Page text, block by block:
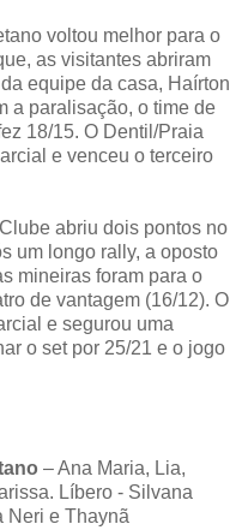
voltou melhor para o
as visitantes abriram
equipe da casa, Haírton
a paralisação, o time de
18/15. O Dentil/Praia
e venceu o terceiro
abriu dois pontos no
um longo rally, a oposto
mineiras foram para o
de vantagem (16/12). O
e segurou uma
o set por 25/21 e o jogo
– Ana Maria, Lia,
Líbero - Silvana
Neri e Thaynã